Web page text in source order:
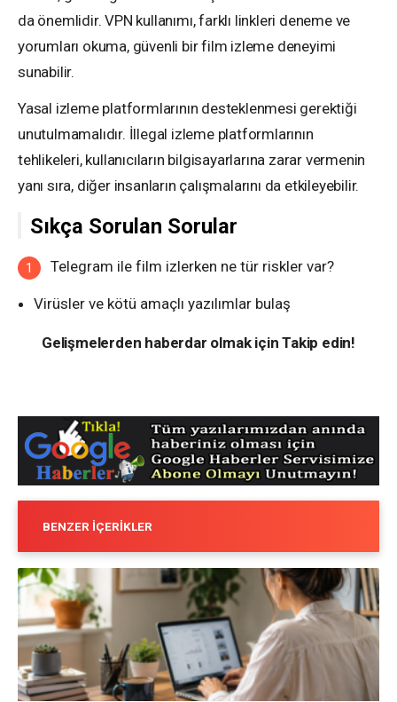
da önemlidir. VPN kullanımı, farklı linkleri deneme ve
yorumları okuma, güvenli bir film izleme deneyimi
sunabilir.
Yasal izleme platformlarının desteklenmesi gerektiği
unutulmamalıdır. İllegal izleme platformlarının
tehlikeleri, kullanıcıların bilgisayarlarına zarar vermenin
yanı sıra, diğer insanların çalışmalarını da etkileyebilir.
Sıkça Sorulan Sorular
Telegram ile film izlerken ne tür riskler var?
Virüsler ve kötü amaçlı yazılımlar bulaş
Gelişmelerden haberdar olmak için Takip edin!
BENZER İÇERIKLER